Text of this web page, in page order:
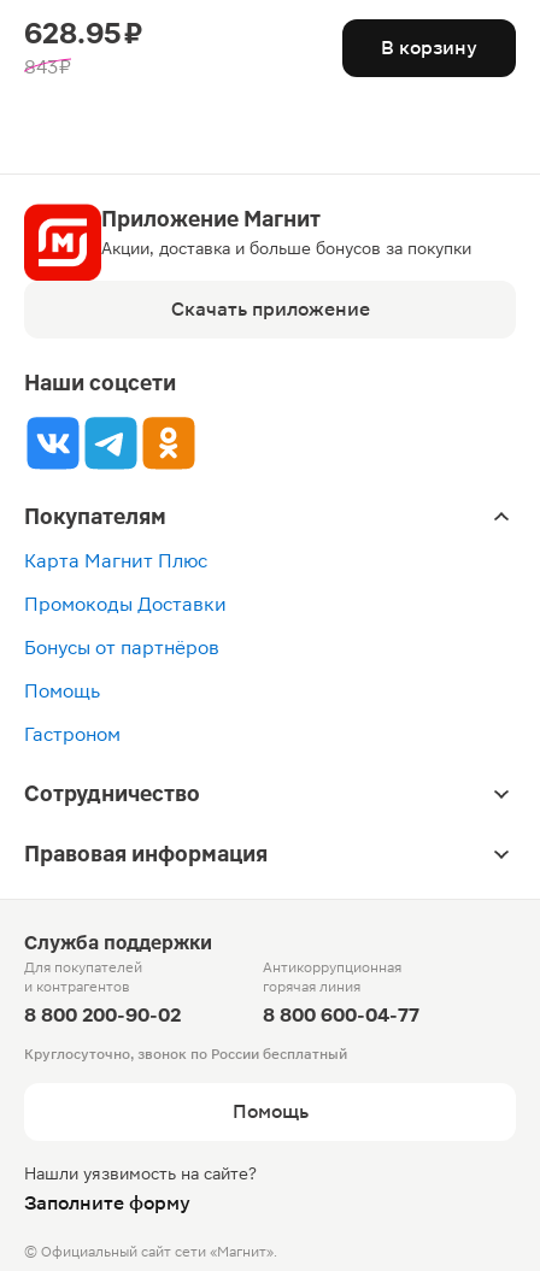
628.95 ₽
843 ₽
В корзину
Приложение Магнит
Акции, доставка и больше бонусов за покупки
Скачать приложение
Наши соцсети
Покупателям
Карта Магнит Плюс
Промокоды Доставки
Бонусы от партнёров
Помощь
Гастроном
Сотрудничество
Правовая информация
Служба поддержки
Для покупателей
и контрагентов
8 800 200-90-02
Антикоррупционная
горячая линия
8 800 600-04-77
Круглосуточно, звонок по России бесплатный
Помощь
Нашли уязвимость на сайте?
Заполните форму
© Официальный сайт сети «Магнит».